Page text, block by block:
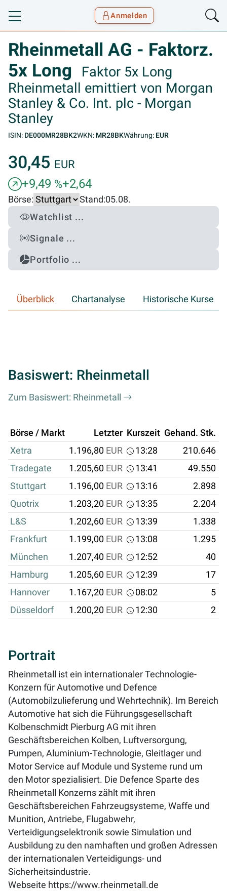
Toggle navigation
Anmelden
Rheinmetall AG - Faktorz.
5x Long
Faktor 5x Long
Rheinmetall emittiert von Morgan
Stanley & Co. Int. plc - Morgan
Stanley
ISIN: DE000MR28BK2WKN: MR28BKWährung: EUR
30,45 EUR
+9,49 %+2,64
Börse: Stand:05.08.
Watchlist ...
Signale ...
Portfolio ...
Überblick Chartanalyse Historische Kurse
Basiswert: Rheinmetall
Zum Basiswert: Rheinmetall
Börse / Markt Letzter Kurszeit Gehand. Stk.
Xetra
1.196,80 EUR 13:28 210.646
Tradegate
1.205,60 EUR 13:41
49.550
Stuttgart
1.196,00 EUR 13:16
2.898
Quotrix
1.203,20 EUR 13:35
2.204
L&S
1.202,60 EUR 13:39
1.338
Frankfurt
1.199,00 EUR 13:08
1.295
München
1.207,40 EUR 12:52
40
Hamburg
1.205,60 EUR 12:39
17
Hannover
1.167,20 EUR 08:02
5
Düsseldorf
1.200,20 EUR 12:30 2
Portrait
Rheinmetall ist ein internationaler Technologie-
Konzern für Automotive und Defence
(Automobilzulieferung und Wehrtechnik). Im Bereich
Automotive hat sich die Führungsgesellschaft
Kolbenschmidt Pierburg AG mit ihren
Geschäftsbereichen Kolben, Luftversorgung,
Pumpen, Aluminium-Technologie, Gleitlager und
Motor Service auf Module und Systeme rund um
den Motor spezialisiert. Die Defence Sparte des
Rheinmetall Konzerns zählt mit ihren
Geschäftsbereichen Fahrzeugsysteme, Waffe und
Munition, Antriebe, Flugabwehr,
Verteidigungselektronik sowie Simulation und
Ausbildung zu den namhaften und großen Adressen
der internationalen Verteidigungs- und
Sicherheitsindustrie.
Webseite https://www.rheinmetall.de